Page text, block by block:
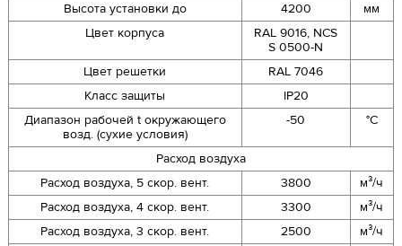
Высота установки до
4200
мм
Цвет корпуса
RAL 9016, NCS
S 0500-N
Цвет решетки
RAL 7046
Класс защиты
IP20
Диапазон рабочей t окружающего
возд. (сухие условия)
-50 °C
Расход воздуха
Расход воздуха, 5 скор. вент.
3800
м³/ч
Расход воздуха, 4 скор. вент.
3300
м³/ч
Расход воздуха, 3 скор. вент.
2500 м³/ч